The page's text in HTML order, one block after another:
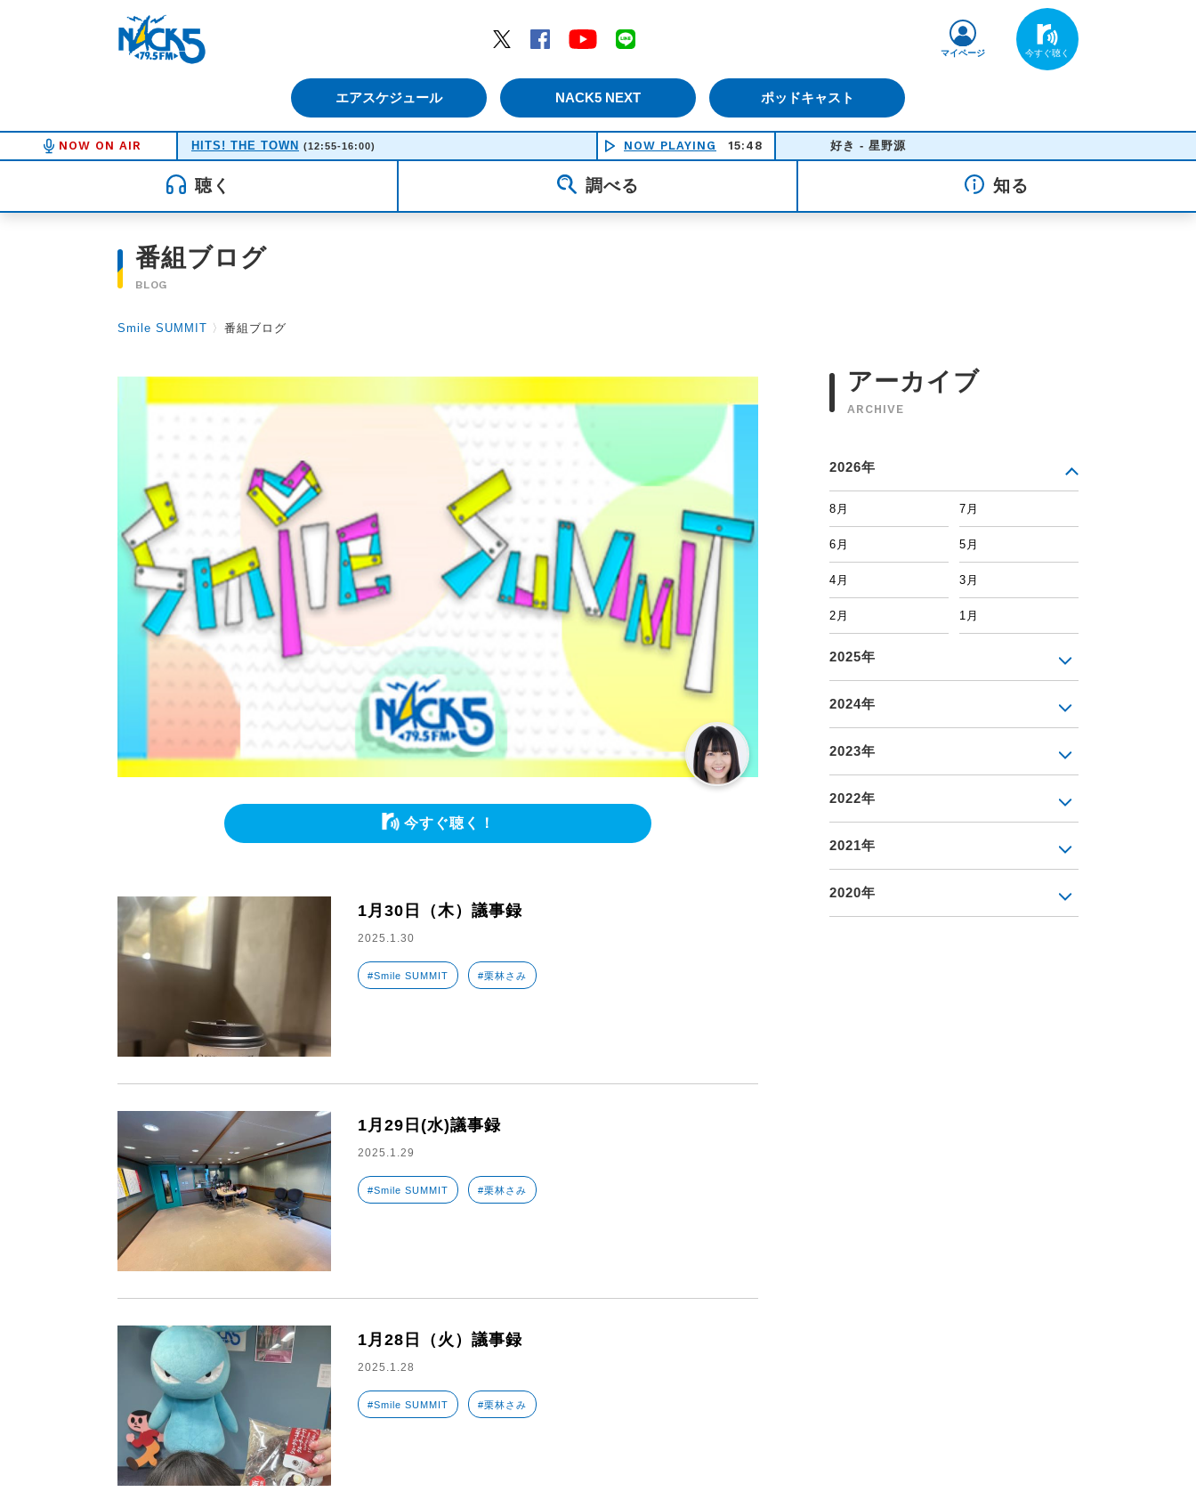
Twitter
Facebook YouTube
エアスケジュール NACK5 NEXT ポッドキャスト
マイページ
NOW ON AIR HITS! THE TOWN (12:55-16:00) NOW PLAYING 15:48 好き - 星野源
聴く 調べる 知る
番組ブログ
BLOG
Smile SUMMIT 〉 番組ブログ
今すぐ聴く！
1月30日（木）議事録
2025.1.30
#Smile SUMMIT #栗林さみ
1月29日(水)議事録
2025.1.29
#Smile SUMMIT #栗林さみ
1月28日（火）議事録
2025.1.28
#Smile SUMMIT #栗林さみ
アーカイブ
ARCHIVE
2026年
8月 7月
6月 5月
4月 3月
2月 1月
2025年
2024年
2023年
2022年
2021年
2020年